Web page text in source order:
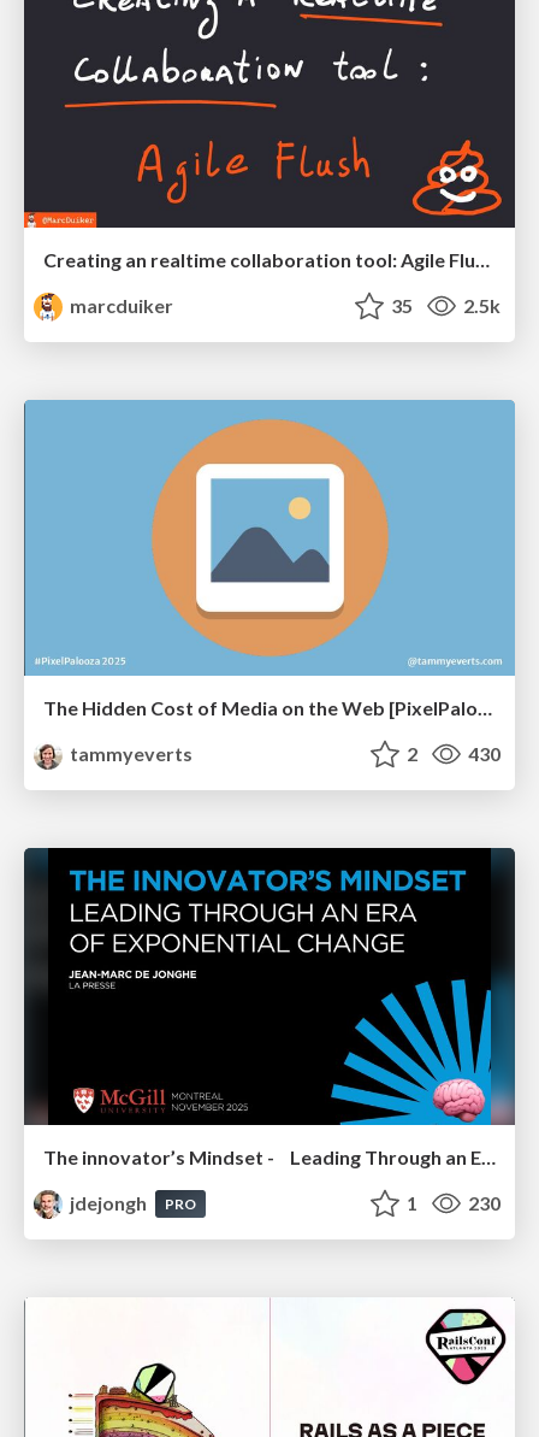
Creating an realtime collaboration tool: Agile Flush - .NET Oxford
marcduiker
35 2.5k
The Hidden Cost of Media on the Web [PixelPalooza 2025]
tammyeverts
2 430
jdejongh
PRO 1 230